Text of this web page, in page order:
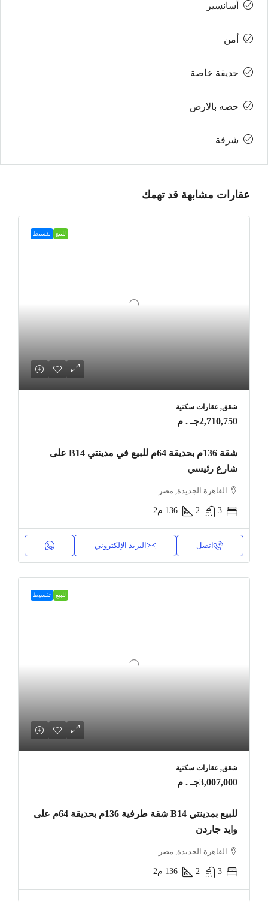
أسانسير
أمن
حديقة خاصة
حصه بالارض
شرفة
عقارات مشابهة قد تهمك
للبيع تقسيط
شقق, عقارات سكنية
2,710,750جـ . م
شقة 136م بحديقة 64م للبيع في مدينتي B14 على
شارع رئيسي
القاهرة الجديدة, مصر
3
2
136 م2
اتصل البريد الإلكتروني
للبيع تقسيط
شقق, عقارات سكنية
3,007,000جـ . م
للبيع بمدينتي B14 شقة طرفية 136م بحديقة 64م على
وايد جاردن
القاهرة الجديدة, مصر
3
2
136 م2